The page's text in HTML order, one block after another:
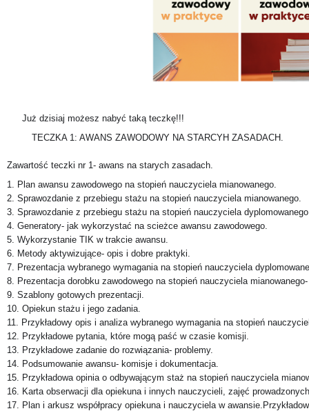
Już dzisiaj możesz nabyć taką teczkę!!!
TECZKA 1: AWANS ZAWODOWY NA STARCYH ZASADACH.
Zawartość teczki nr 1- awans na starych zasadach.
1. Plan awansu zawodowego na stopień nauczyciela mianowanego.
2. Sprawozdanie z przebiegu stażu na stopień nauczyciela mianowanego.
3. Sprawozdanie z przebiegu stażu na stopień nauczyciela
4. Generatory- jak wykorzystać na scieżce awansu zawodowego.
5. Wykorzystanie TIK w trakcie awansu.
6. Metody aktywizujące- opis i dobre praktyki.
7. Prezentacja wybranego wymagania na stopień nauczyciela
8. Prezentacja dorobku zawodowego na stopień nauczyciela
9. Szablony gotowych prezentacji.
10. Opiekun stażu i jego zadania.
11. Przykładowy opis i analiza wybranego wymagania na stopień
12. Przykładowe pytania, które mogą paść w czasie komisji.
13. Przykładowe zadanie do rozwiązania- problemy.
14. Podsumowanie awansu- komisje i dokumentacja.
15. Przykładowa opinia o odbywającym staż na stopień nauczyciela
16. Karta obserwacji dla opiekuna i innych nauczycieli, zajęć
17. Plan i arkusz współpracy opiekuna i nauczyciela w